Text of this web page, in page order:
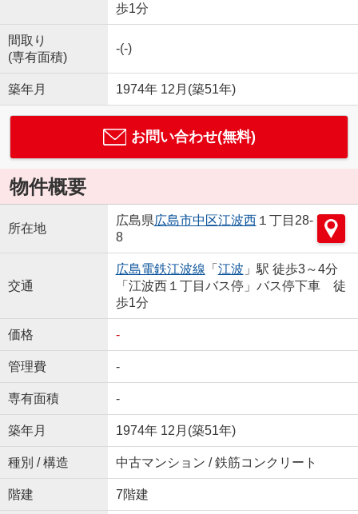
歩1分
間取り
(専有面積)
-(-)
築年月 1974年 12月(築51年)
お問い合わせ(無料)
物件概要
所在地
広島県広島市中区江波西１丁目28-
8
交通
広島電鉄江波線 「 江波 」駅 徒歩3～4分
「江波西１丁目バス停」バス停下車 徒
歩1分
価格 -
管理費 -
専有面積 -
築年月 1974年 12月(築51年)
種別 / 構造 中古マンション / 鉄筋コンクリート
階建 7階建